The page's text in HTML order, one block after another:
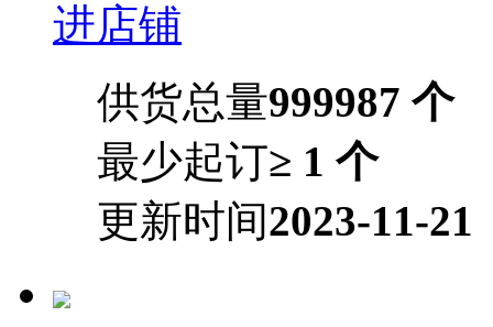
进店铺
供货总量999987 个
最少起订≥ 1 个
更新时间2023-11-21